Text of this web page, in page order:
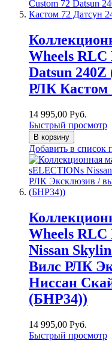
Wheels RLC
Datsun
РЛК Кастом
14 995,00 Руб.
Быстрый просмотр
В корзину
Добавить в список
Wheels
Nissan
Вилс РЛК
Ниссан
(БНР34))
14 995,00 Руб.
Быстрый просмотр